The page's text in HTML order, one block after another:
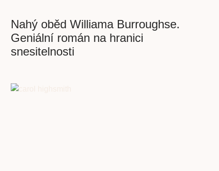
Nahý oběd Williama Burroughse.
Geniální román na hranici
snesitelnosti